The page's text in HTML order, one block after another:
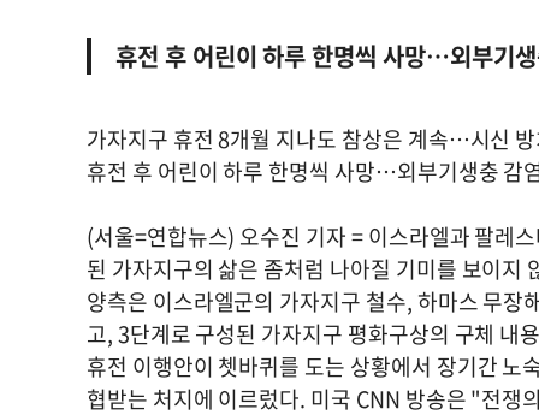
휴전 후 어린이 하루 한명씩 사망…외부기
가자지구 휴전 8개월 지나도 참상은 계속…시신
휴전 후 어린이 하루 한명씩 사망…외부기생충 감
(서울=연합뉴스) 오수진 기자 = 이스라엘과 팔레
된 가자지구의 삶은 좀처럼 나아질 기미를 보이지
양측은 이스라엘군의 가자지구 철수, 하마스 무
고, 3단계로 구성된 가자지구 평화구상의 구체 내
휴전 이행안이 쳇바퀴를 도는 상황에서 장기간
협받는 처지에 이르렀다. 미국 CNN 방송은 "전쟁